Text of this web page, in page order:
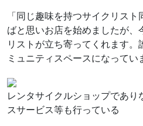
「同じ趣味を持つサイクリス
ばと思いお店を始めましたが、
リストが立ち寄ってくれます。
ミュニティスペースになってい
レンタサイクルショップであ
スサービス等も行っている